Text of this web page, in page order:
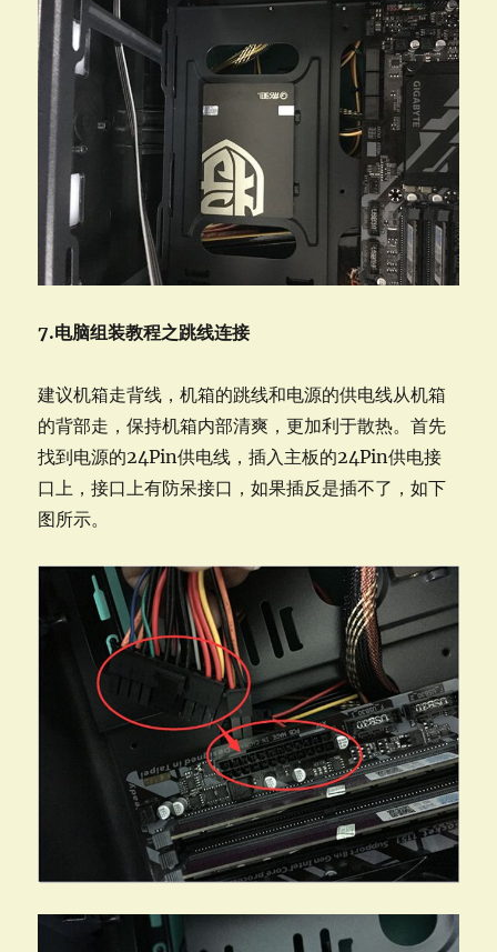
7.电脑组装教程之跳线连接
建议机箱走背线，机箱的跳线和电源的供电线从机箱
的背部走，保持机箱内部清爽，更加利于散热。首先
找到电源的24Pin供电线，插入主板的24Pin供电接
口上，接口上有防呆接口，如果插反是插不了，如下
图所示。